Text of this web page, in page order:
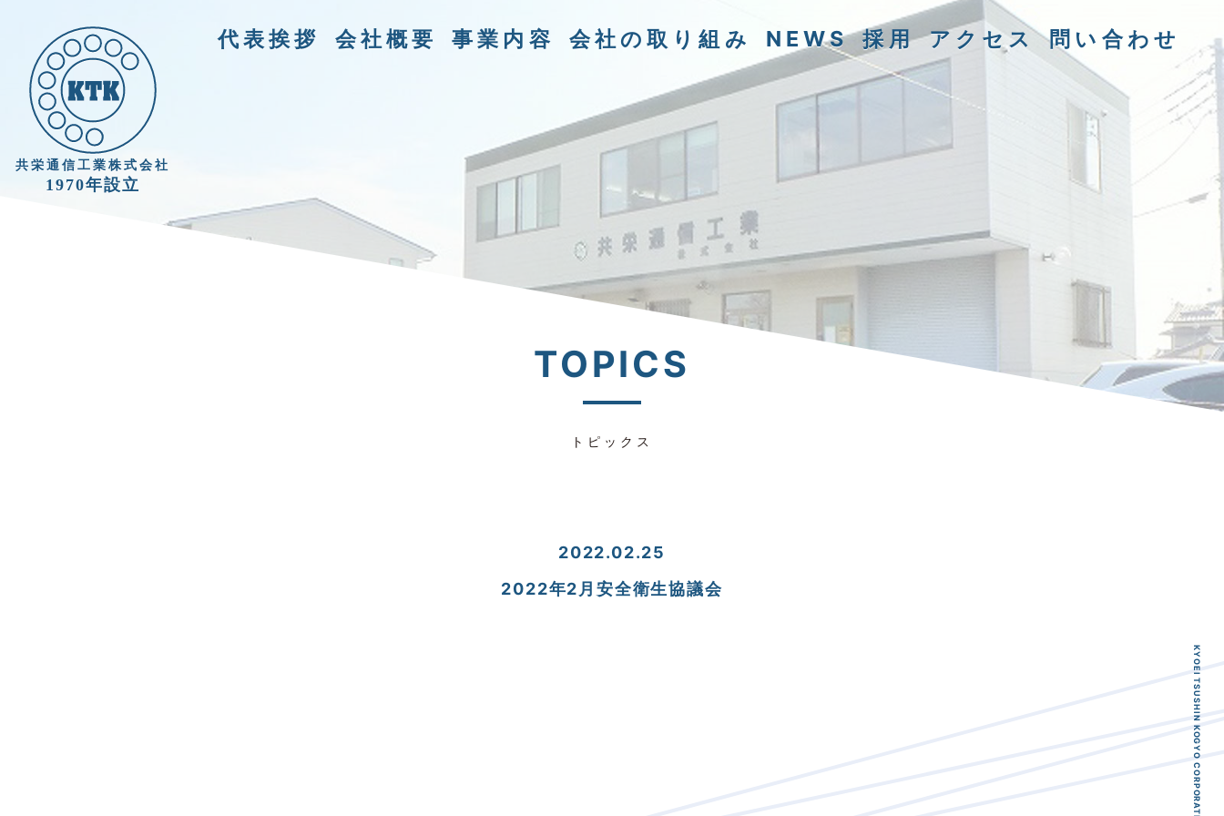
共栄通信工業株式会社
1970年設立
代表挨拶 会社概要 事業内容 会社の取り組み NEWS 採用 アクセス 問い合わせ
TOPICS
トピックス
2022.02.25
2022年2月安全衛生協議会
KYOEI TSUSHIN KOGYO CORPORATION